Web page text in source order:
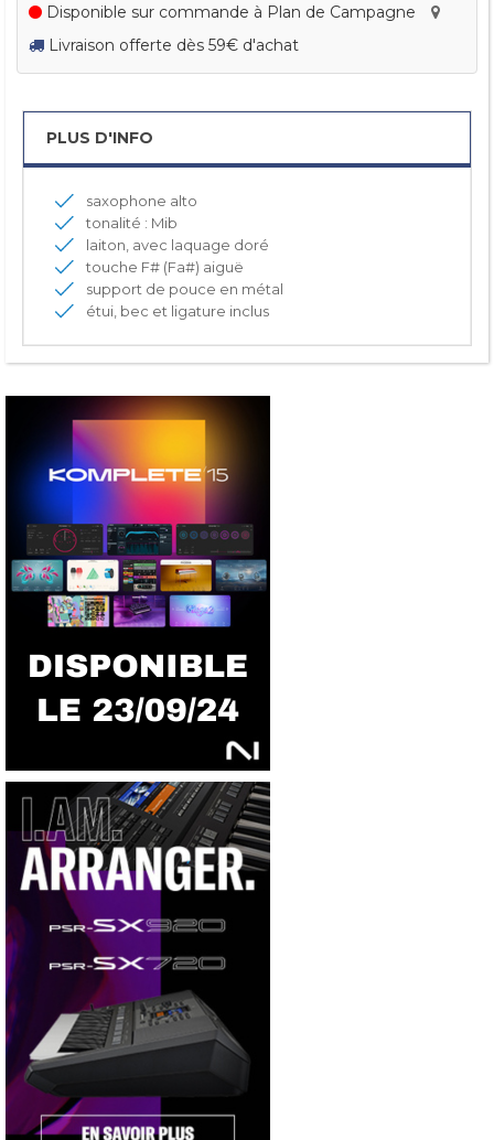
Disponible sur commande à Plan de Campagne
Livraison offerte dès 59€ d'achat
PLUS D'INFO
saxophone alto
tonalité : Mib
laiton, avec laquage doré
touche F# (Fa#) aiguë
support de pouce en métal
étui, bec et ligature inclus